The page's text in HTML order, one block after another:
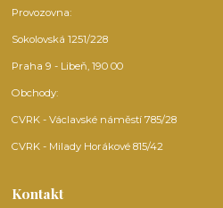
Provozovna:
Sokolovská 1251/228
Praha 9 - Libeň, 190 00
Obchody:
CVRK - Václavské náměstí 785/28
CVRK - Milady Horákové 815/42
Kontakt